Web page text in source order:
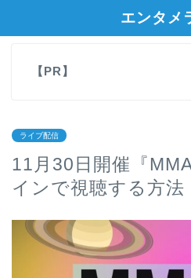
エンタメ
【PR】
ライブ配信
11月30日開催『
インで視聴する方法